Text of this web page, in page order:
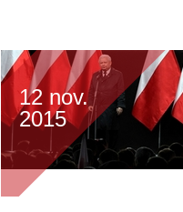
12 nov.
2015